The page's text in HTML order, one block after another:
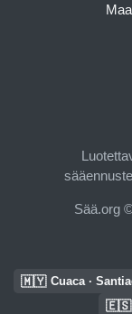
Sää.org
🇲🇾 Cuaca ·
🇪🇸